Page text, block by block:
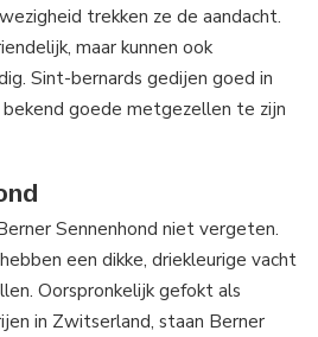
trekken ze de aandacht.
maar kunnen ook
Sint-bernards gedijen goed in
goede metgezellen te zijn
Sennenhond niet vergeten.
een dikke, driekleurige vacht
Oorspronkelijk gefokt als
in Zwitserland, staan Berner